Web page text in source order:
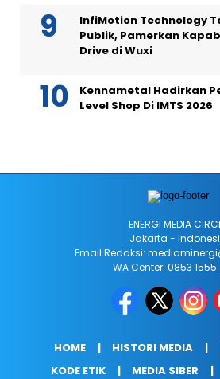
InfiMotion Technology
Publik, Pamerkan
Drive di Wuxi
Kennametal Hadirkan
Level Shop Di IMTS 2026
ENERGI MEDIA
Jakarta -
Email Redaksi:
WA Center: 0853 1555
HOME HISTORI MEDIA
KODE ETIK
MEDIA SIBER